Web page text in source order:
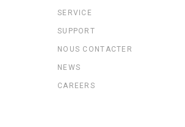
SERVICE
SUPPORT
NOUS CONTACTER
NEWS
CAREERS